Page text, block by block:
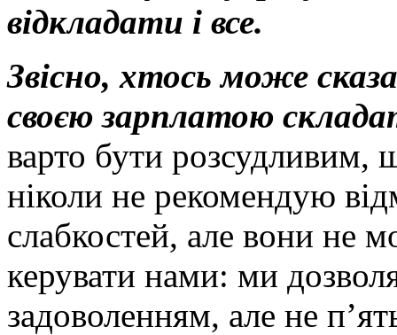
відкладати і все.
Звісно, хтось може
своєю зарплатою
варто бути розсудливим,
ніколи не рекомендую
слабкостей, але вони не
керувати нами: ми
задоволенням, але не